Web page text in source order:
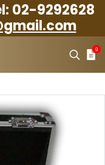
02-9292628
0
องมือวัด เเละสอบเทียบ